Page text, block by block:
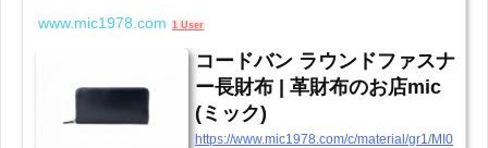
www.mic1978.com 1 User
コードバン ラウンドファスナ
ー長財布 | 革財布のお店mic
(ミック)
https://www.mic1978.com/c/material/gr1/MI0